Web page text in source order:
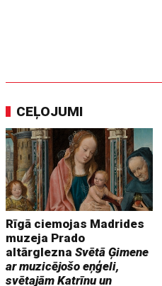
CEĻOJUMI
Rīgā ciemojas Madrides
muzeja Prado
altārgleznaSvētā Ģimene
ar muzicējošo eņģeli,
svētajām Katrīnu un